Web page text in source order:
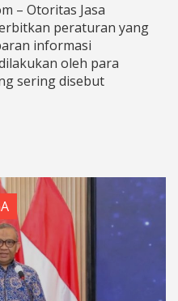
– Otoritas Jasa
peraturan yang
informasi
oleh para
sering disebut